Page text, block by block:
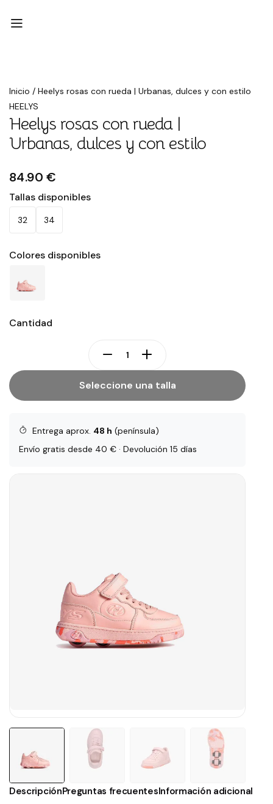
Inicio / Heelys rosas con rueda | Urbanas, dulces y con estilo
HEELYS
Heelys rosas con rueda |
Urbanas, dulces y con estilo
84.90 €
Tallas disponibles
32 34
Colores disponibles
Cantidad
Seleccione una talla
Entrega aprox. 48 h (península)
Envío gratis desde 40 € · Devolución 15 días
DescripciónPreguntas frecuentesInformación adicional